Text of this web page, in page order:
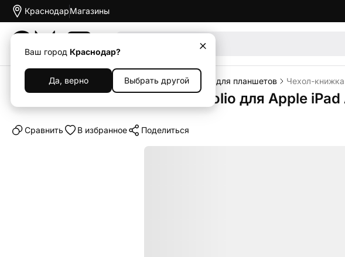
Краснодар
Ваш город Краснодар?
Да, верно Выбрать другой
Магазины
Каталог Аксессуары Чехлы Чехлы для планшетов Чехол-
Чехол-книжка Apple Smart Folio для Apple
Cравнить В избранное Поделиться